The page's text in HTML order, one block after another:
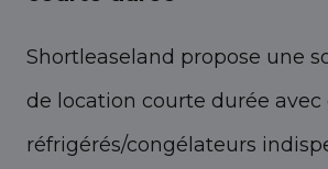
Shortleaseland propose une
de location courte durée avec
réfrigérés/congélateurs